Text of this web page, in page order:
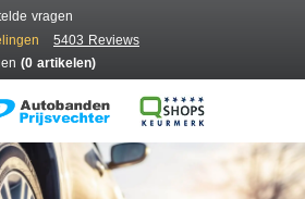
vragen
5403 Reviews
(0 artikelen)